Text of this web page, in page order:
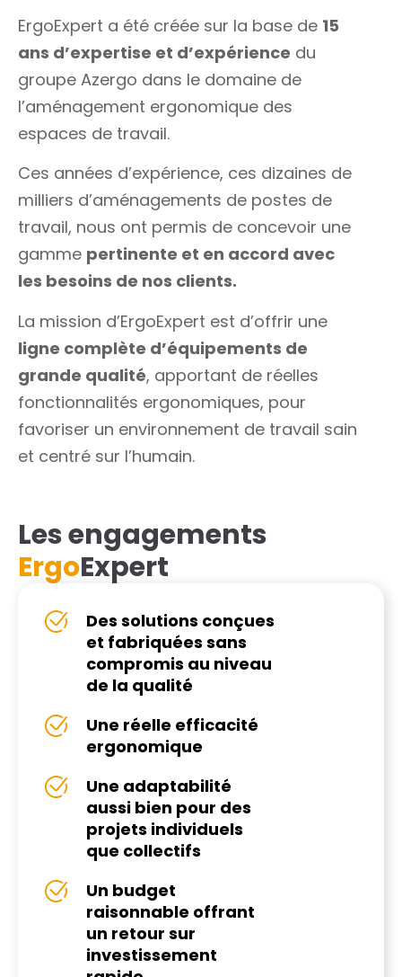
ErgoExpert a été créée sur la base de 15
ans d’expertise et d’expérience du
groupe Azergo dans le domaine de
l’aménagement ergonomique des
espaces de travail.
Ces années d’expérience, ces dizaines de
milliers d’aménagements de postes de
travail, nous ont permis de concevoir une
gamme pertinente et en accord avec
les besoins de nos clients.
La mission d’ErgoExpert est d’offrir une
ligne complète d’équipements de
grande qualité, apportant de réelles
fonctionnalités ergonomiques, pour
favoriser un environnement de travail sain
et centré sur l’humain.
Les engagements
ErgoExpert
Des solutions conçues
et fabriquées sans
compromis au niveau
de la qualité
Une réelle efficacité
ergonomique
Une adaptabilité
aussi bien pour des
projets individuels
que collectifs
Un budget
raisonnable offrant
un retour sur
investissement